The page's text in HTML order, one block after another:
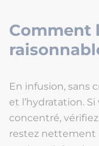
Comment
En infusion, sans
et l’hydratation.
concentré,
restez nettement